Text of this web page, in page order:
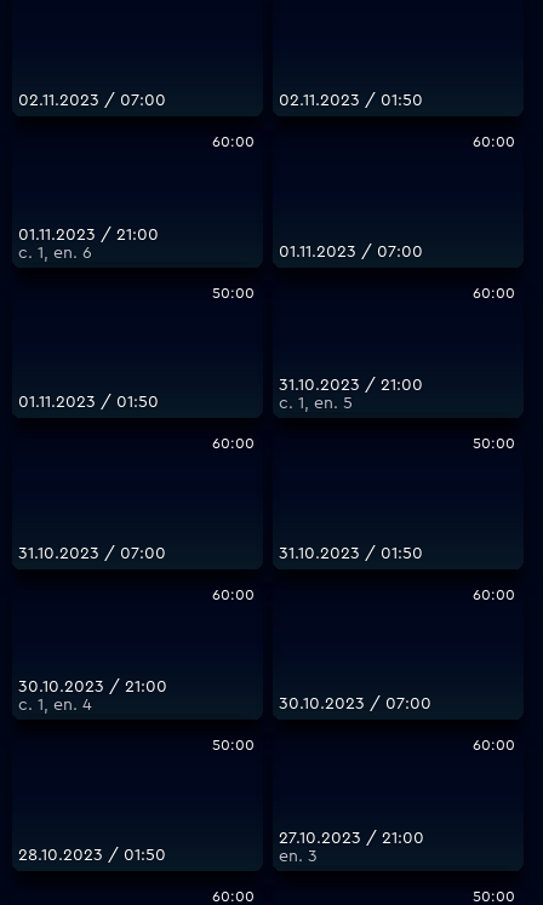
02.11.2023 / 07:00 02.11.2023 / 01:50
60:00
01.11.2023 / 21:00
с. 1, еп. 6
60:00
01.11.2023 / 07:00
50:00
01.11.2023 / 01:50
60:00
31.10.2023 / 21:00
с. 1, еп. 5
60:00
31.10.2023 / 07:00
50:00
31.10.2023 / 01:50
60:00
30.10.2023 / 21:00
с. 1, еп. 4
60:00
30.10.2023 / 07:00
50:00
28.10.2023 / 01:50
60:00
27.10.2023 / 21:00
еп. 3
60:00 50:00